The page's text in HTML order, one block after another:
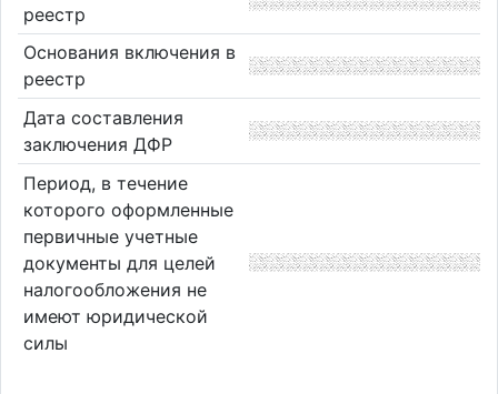
реестр
Основания включения в
реестр
Дата составления
заключения ДФР
Период, в течение
которого оформленные
первичные учетные
документы для целей
налогообложения не
имеют юридической
силы